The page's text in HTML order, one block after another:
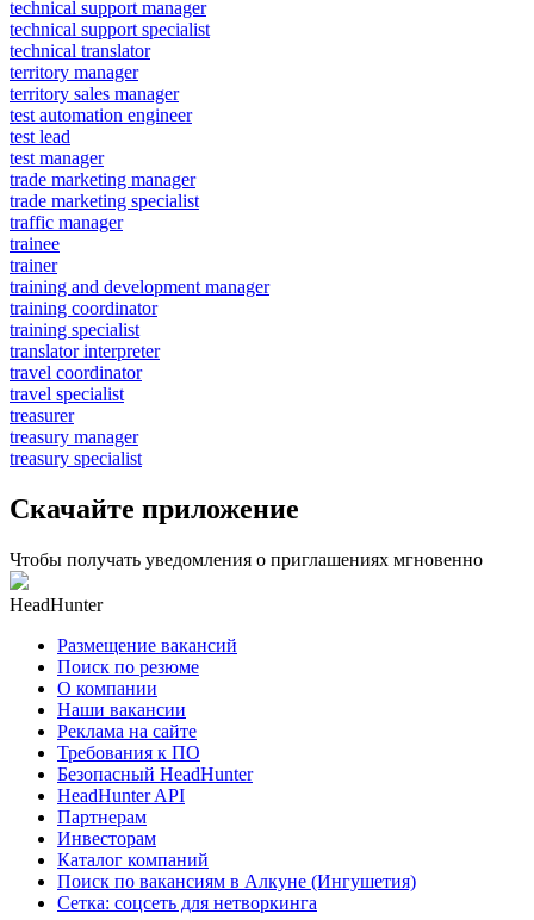
technical support manager
technical support specialist
technical translator
territory manager
territory sales manager
test automation engineer
test lead
test manager
trade marketing manager
trade marketing specialist
traffic manager
trainee
trainer
training and development manager
training coordinator
training specialist
translator interpreter
travel coordinator
travel specialist
treasurer
treasury manager
treasury specialist
Скачайте приложение
Чтобы получать уведомления о приглашениях мгновенно
HeadHunter
Размещение вакансий
Поиск по резюме
О компании
Наши вакансии
Реклама на сайте
Требования к ПО
Безопасный HeadHunter
HeadHunter API
Партнерам
Инвесторам
Каталог компаний
Поиск по вакансиям в Алкуне (Ингушетия)
Сетка: соцсеть для нетворкинга